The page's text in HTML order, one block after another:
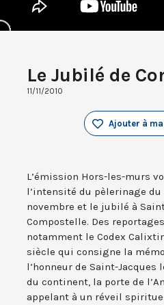
Le Jubilé de
11/11/2010
Ajouter à
L’émission Hors-les-murs
l’intensité du pèlerinage du
novembre et le jubilé à
Compostelle. Des
notamment le Codex
siècle qui consigne la
l’honneur de Saint-Jacques
du continent, la porte de
appelant à un réveil